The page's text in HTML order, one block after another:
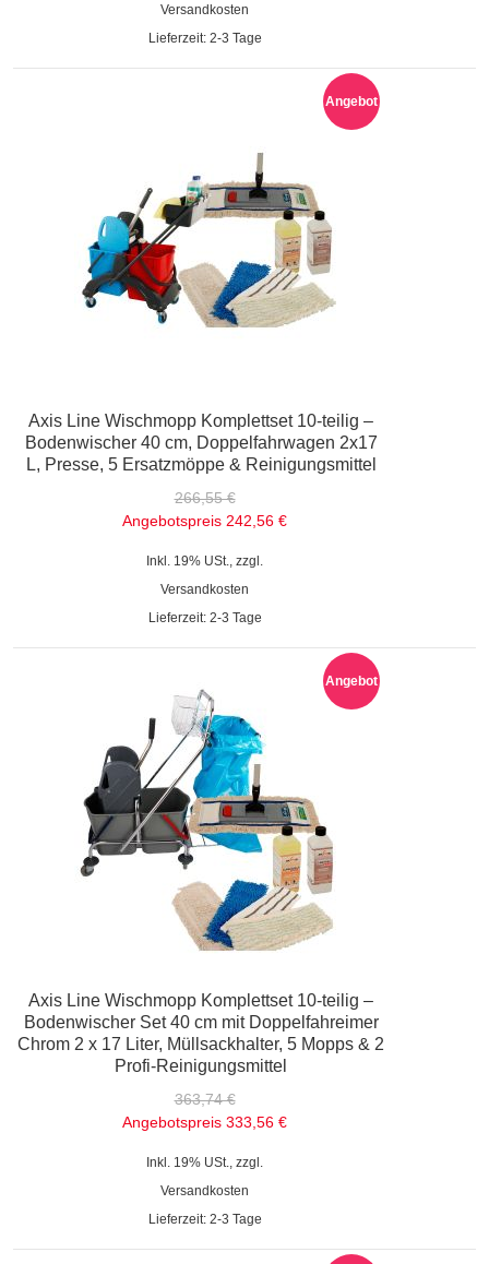
Versandkosten
Lieferzeit: 2-3 Tage
Angebot
Axis Line Wischmopp Komplettset 10-teilig –
Bodenwischer 40 cm, Doppelfahrwagen 2x17
L, Presse, 5 Ersatzmöppe & Reinigungsmittel
266,55 €
Angebotspreis 242,56 €
Inkl. 19% USt., zzgl.
Versandkosten
Lieferzeit: 2-3 Tage
Angebot
Axis Line Wischmopp Komplettset 10-teilig –
Bodenwischer Set 40 cm mit Doppelfahreimer
Chrom 2 x 17 Liter, Müllsackhalter, 5 Mopps & 2
Profi-Reinigungsmittel
363,74 €
Angebotspreis 333,56 €
Inkl. 19% USt., zzgl.
Versandkosten
Lieferzeit: 2-3 Tage